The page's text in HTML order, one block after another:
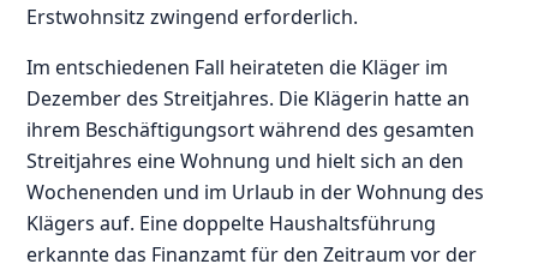
Erstwohnsitz zwingend erforderlich.
Im entschiedenen Fall heirateten die Kläger im
Dezember des Streitjahres. Die Klägerin hatte an
ihrem Beschäftigungsort während des gesamten
Streitjahres eine Wohnung und hielt sich an den
Wochenenden und im Urlaub in der Wohnung des
Klägers auf. Eine doppelte Haushaltsführung
erkannte das Finanzamt für den Zeitraum vor der